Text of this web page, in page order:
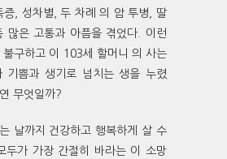
증, 성차별, 두 차례 의 암 투병, 딸
많은 고통과 아픔을 겪었다. 이런
불구하고 이 103세 할머니 의 사는
기쁨과 생기로 넘치는 생을 누렸
무엇일까?
날까지 건강하고 행복하게 살 수
두가 가장 간절히 바라는 이 소망